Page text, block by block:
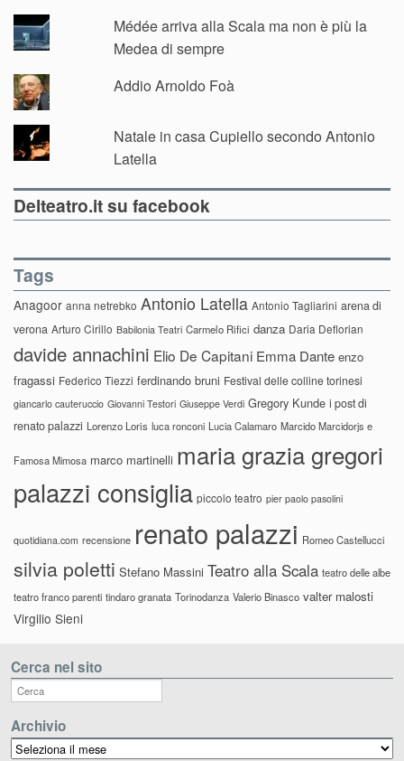
Médée arriva alla Scala ma non è più la
Medea di sempre
Addio Arnoldo Foà
Natale in casa Cupiello secondo Antonio
Latella
Delteatro.it su facebook
Tags
Anagoor anna netrebko Antonio Latella Antonio Tagliarini arena di
verona Arturo Cirillo Babilonia Teatri Carmelo Rifici danza Daria Deflorian
davide annachini Elio De Capitani Emma Dante enzo
fragassi Federico Tiezzi ferdinando bruni Festival delle colline torinesi
giancarlo cauteruccio Giovanni Testori Giuseppe Verdi Gregory Kunde i post di
renato palazzi Lorenzo Loris luca ronconi Lucia Calamaro Marcido Marcidorjs e
Famosa Mimosa marco martinelli maria grazia gregori
palazzi consiglia piccolo teatro pier paolo pasolini
quotidiana.com recensione renato palazzi Romeo Castellucci
silvia poletti Stefano Massini Teatro alla Scala teatro delle albe
teatro franco parenti tindaro granata Torinodanza Valerio Binasco valter malosti
Virgilio Sieni
Cerca nel sito
Archivio
Archivio